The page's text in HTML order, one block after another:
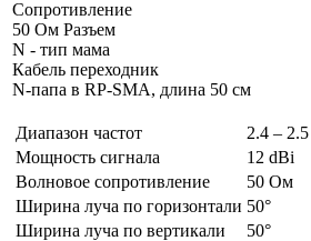
Сопротивление
50 Ом Разъем
N - тип мама
Кабель переходник
N-папа в RP-SMA, длина 50 см
Диапазон частот
2.4 –
Мощность сигнала
12 dBi
Волновое сопротивление
50 Ом
Ширина луча по горизонтали 50°
Ширина луча по вертикали
50°